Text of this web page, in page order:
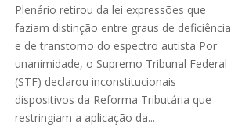
Plenário retirou da lei expressões que
faziam distinção entre graus de deficiência
e de transtorno do espectro autista Por
unanimidade, o Supremo Tribunal Federal
(STF) declarou inconstitucionais
dispositivos da Reforma Tributária que
restringiam a aplicação da...